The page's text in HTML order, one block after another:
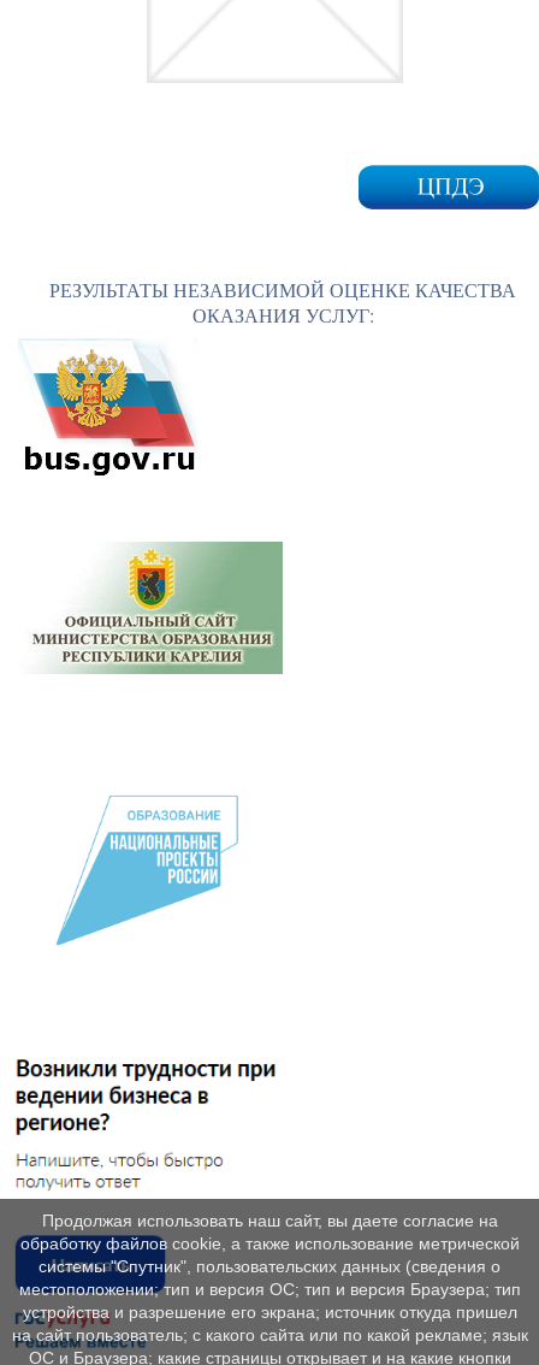
РЕЗУЛЬТАТЫ НЕЗАВИСИМОЙ ОЦЕНКЕ КАЧЕСТВА
ОКАЗАНИЯ УСЛУГ:
Продолжая использовать наш сайт, вы даете согласие на
обработку файлов cookie, а также использование метрической
системы "Спутник", пользовательских данных (сведения о
местоположении; тип и версия ОС; тип и версия Браузера; тип
устройства и разрешение его экрана; источник откуда пришел
на сайт пользователь; с какого сайта или по какой рекламе; язык
ОС и Браузера; какие страницы открывает и на какие кнопки